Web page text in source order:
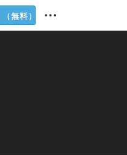
（無料）